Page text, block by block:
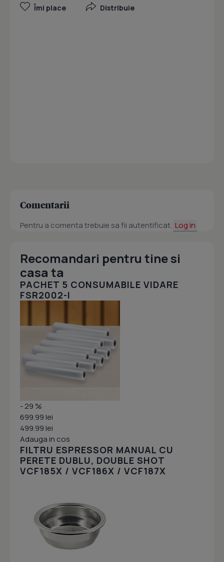
Îmi place Distribuie
Comentarii
Pentru a comenta trebuie sa fii autentificat. Log in
Recomandari pentru tine si
casa ta
PACHET 5 CONSUMABILE VIDARE
FSR2002-I
- 29 %
699.99 lei
499.99 lei
Adauga in cos
FILTRU ESPRESSOR MANUAL CU
PERETE DUBLU, DOUBLE SHOT
VCF185X / VCF186X / VCF187X